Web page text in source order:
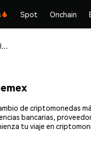
Spot Onchain
Compra y guarda cGHS (CGHS) de forma segura
de
bancarias,
tu viaje en